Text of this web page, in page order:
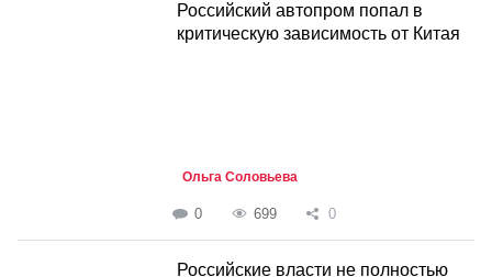
Российский автопром попал в
критическую зависимость от Китая
Ольга Соловьева
0 699 0
Российские власти не полностью